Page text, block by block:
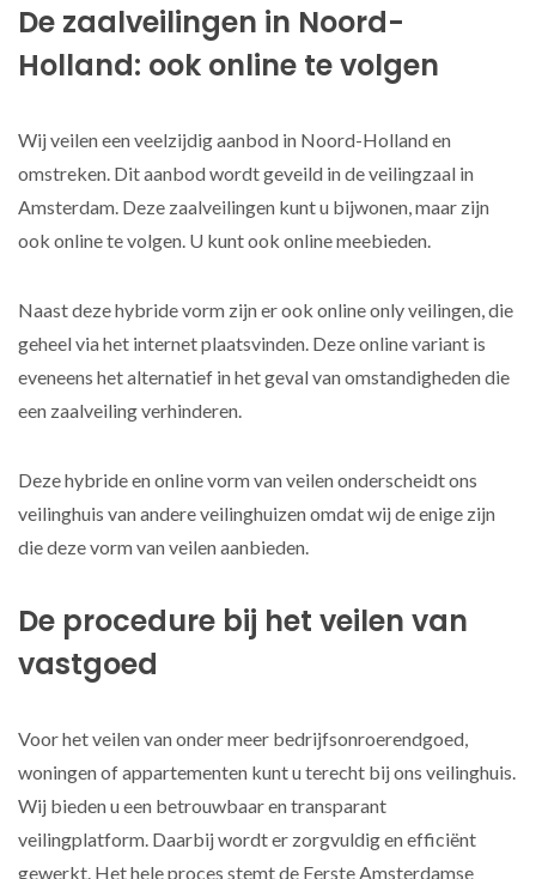
De zaalveilingen in Noord-
Holland: ook online te volgen
Wij veilen een veelzijdig aanbod in Noord-Holland en
omstreken. Dit aanbod wordt geveild in de veilingzaal in
Amsterdam. Deze zaalveilingen kunt u bijwonen, maar zijn
ook online te volgen. U kunt ook online meebieden.
Naast deze hybride vorm zijn er ook online only veilingen, die
geheel via het internet plaatsvinden. Deze online variant is
eveneens het alternatief in het geval van omstandigheden die
een zaalveiling verhinderen.
Deze hybride en online vorm van veilen onderscheidt ons
veilinghuis van andere veilinghuizen omdat wij de enige zijn
die deze vorm van veilen aanbieden.
De procedure bij het veilen van
vastgoed
Voor het veilen van onder meer bedrijfsonroerendgoed,
woningen of appartementen kunt u terecht bij ons veilinghuis.
Wij bieden u een betrouwbaar en transparant
veilingplatform. Daarbij wordt er zorgvuldig en efficiënt
gewerkt. Het hele proces stemt de Eerste Amsterdamse